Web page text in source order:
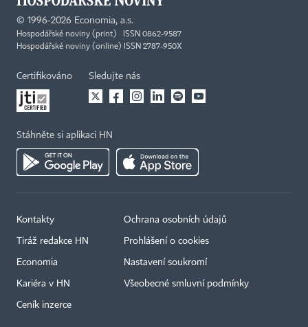
© 1996-2026 Economia, a.s.
Hospodářské noviny (print) ISSN 0862-9587
Hospodářské noviny (online) ISSN 2787-950X
Certifikováno Sledujte nás
Stáhněte si aplikaci HN
Kontakty
Tiráž redakce HN
Economia
Kariéra v HN
Ceník inzerce
Ochrana osobních údajů
Prohlášení o cookies
Nastavení soukromí
Všeobecné smluvní podmínky